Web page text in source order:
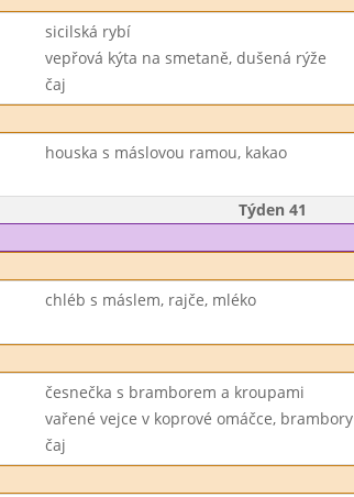
sicilská rybí
vepřová kýta na smetaně, dušená rýže
čaj
houska s máslovou ramou, kakao
Týden 41
chléb s máslem, rajče, mléko
česnečka s bramborem a kroupami
vařené vejce v koprové omáčce, brambory
čaj